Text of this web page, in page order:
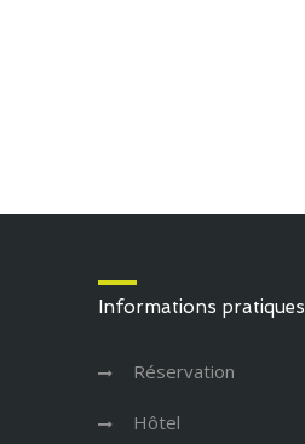
Informations pratiques
Réservation
Hôtel